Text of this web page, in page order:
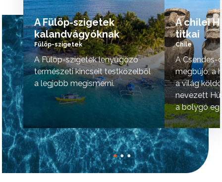
A Fülöp-szigetek
kalandvágyóknak
Fülöp-szigetek
A Fülöp-szigetek lenyűgöző
természeti kincseit testközelből
a legjobb megismerni.
A chilei
titkai
Chile
A Csendes-
megbújó, a
a világ
nevezett
a bolygó
helyének
● ● ●